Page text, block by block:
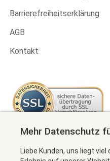
Barrierefreiheitserklärung
AGB
Kontakt
Newsletter
Mehr Datenschutz
Liebe Kunden, uns liegt